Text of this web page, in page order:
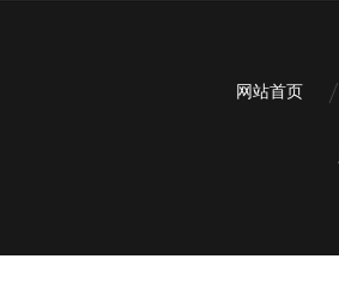
网站首页